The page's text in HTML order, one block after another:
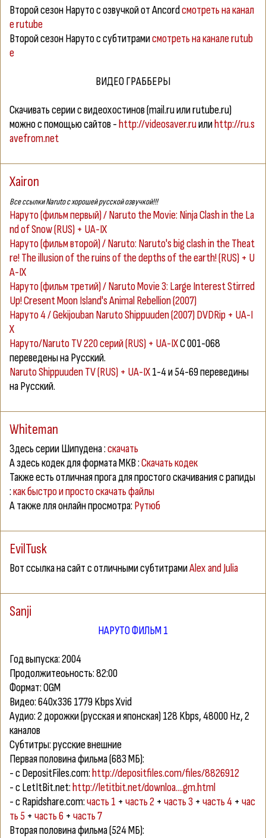
Второй сезон Наруто с озвучкой от Ancordсмотреть на канал
е rutube
Второй сезон Наруто с субтитрамисмотреть на канале rutub
e
ВИДЕО ГРАББЕРЫ
Скачивать серии с видеохостинов (mail.ru или rutube.ru)
можно с помощью сайтов -http://videosaver.ruилиhttp://ru.s
avefrom.net
Xairon
Все ссылки Naruto с хорошей русской озвучкой!!!
Наруто (фильм первый) / Naruto the Movie: Ninja Clash in the La
nd of Snow (RUS) + UA-IX
Наруто (фильм второй) / Naruto: Naruto's big clash in the Theat
re! The illusion of the ruins of the depths of the earth! (RUS) + U
A-IX
Наруто (фильм третий) / Naruto Movie 3: Large Interest Stirred
Up! Cresent Moon Island's Animal Rebellion (2007)
Наруто 4 / Gekijouban Naruto Shippuuden (2007) DVDRip + UA-I
X
Наруто/Naruto TV 220 серий (RUS) + UA-IXC 001-068
переведены на Русский.
Naruto Shippuuden TV (RUS) + UA-IX1-4 и 54-69 переведины
на Русский.
Whiteman
Здесь серии Шипудена :скачать
А здесь кодек для формата МКВ :Скачать кодек
Также есть отличная прога для простого скачивания с рапиды
:как быстро и просто скачать файлы
А также лля онлайн просмотра: Рутюб
EvilTusk
Вот ссылка на сайт с отличными субтитрамиAlex and Julia
Sanji
НАРУТО ФИЛЬМ 1
Год выпуска: 2004
Продолжитеоьность: 82:00
Формат: OGM
Видео: 640х336 1779 Kbps Xvid
Аудио: 2 дорожки (русская и японская) 128 Kbps, 48000 Hz, 2
каналов
Субтитры: русские внешние
Первая половина фильма (683 МБ):
- с DepositFiles.com:http://depositfiles.com/files/8826912
- с LetItBit.net:http://letitbit.net/downloa....gm.html
- с Rapidshare.com:часть 1 + часть 2 + часть 3 + часть 4 + час
ть 5 + часть 6 + часть 7
Вторая половина фильма (524 МБ):